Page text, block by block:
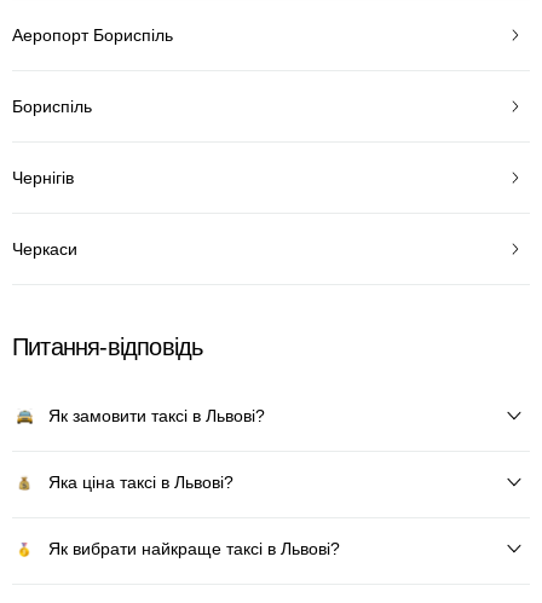
Аеропорт Бориспіль
Бориспіль
Чернігів
Черкаси
Питання-відповідь
Як замовити таксі в Львові?
Яка ціна таксі в Львові?
Як вибрати найкраще таксі в Львові?